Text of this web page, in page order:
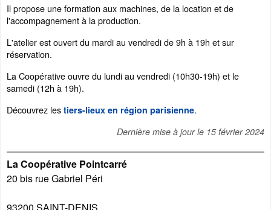
Il propose une formation aux machines, de la location et de
l'accompagnement à la production.
L'atelier est ouvert du mardi au vendredi de 9h à 19h et sur
réservation.
La Coopérative ouvre du lundi au vendredi (10h30-19h) et le
samedi (12h à 19h).
Découvrez les tiers-lieux en région parisienne.
Dernière mise à jour le 15 février 2024
La Coopérative Pointcarré
20 bis rue Gabriel Péri